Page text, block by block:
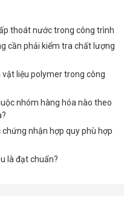
thoát nước trong công trình
cần phải kiểm tra chất lượng
liệu polymer trong công
nhóm hàng hóa nào theo
nhận hợp quy phù hợp
là đạt chuẩn?